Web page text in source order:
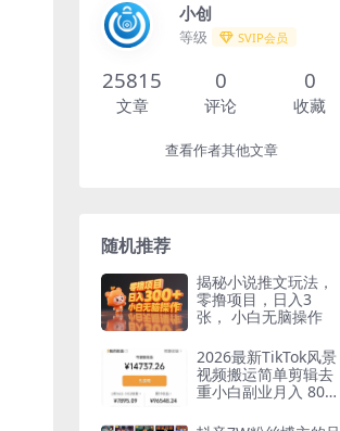
小创
等级 SVIP会员
25815
文章
0
评论
0
收藏
查看作者其他文章
随机推荐
揭秘小说推文玩法，
零撸项目，日入3
张， 小白无脑操作
2026最新TikTok风景
视频搬运简单剪辑去
重小白副业月入 800